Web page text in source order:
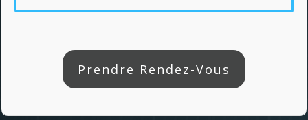
Prendre Rendez-Vous